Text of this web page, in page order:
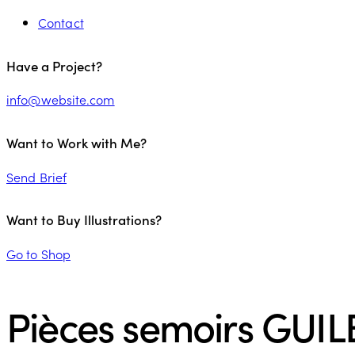
Contact
Have a Project?
info@website.com
Want to Work with Me?
Send Brief
Want to Buy Illustrations?
Go to Shop
Pièces semoirs